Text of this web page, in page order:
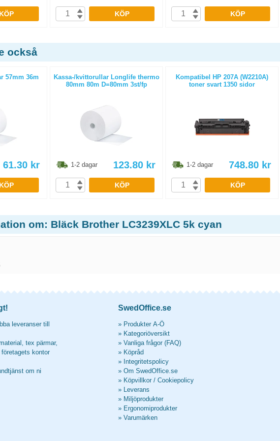
KÖP KÖP KÖP
också
57mm 36m
61.30 kr
KÖP
Kassa-/kvittorullar Longlife thermo
80mm 80m D=80mm 3st/fp
1-2 dagar 123.80 kr
KÖP
Kompatibel HP 207A (W2210A)
toner svart 1350 sidor
1-2 dagar 748.80 kr
KÖP
om: Bläck Brother LC3239XLC 5k cyan
leveranser till
tex pärmar,
kontor
om ni
SwedOffice.se
» Produkter A-Ö
» Kategoriöversikt
» Vanliga frågor (FAQ)
» Köpråd
» Integritetspolicy
» Om SwedOffice.se
» Köpvillkor / Cookiepolicy
» Leverans
» Miljöprodukter
» Ergonomiprodukter
» Varumärken